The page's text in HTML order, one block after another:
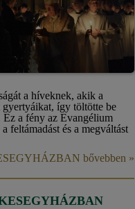
a híveknek, akik a
így töltötte be
Ez a fény az Evangélium
feltámadást és a megváltást
bővebben »